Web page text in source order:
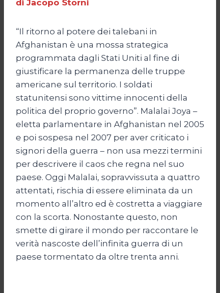
di Jacopo Storni
“Il ritorno al potere dei talebani in
Afghanistan è una mossa strategica
programmata dagli Stati Uniti al fine di
giustificare la permanenza delle truppe
americane sul territorio. I soldati
statunitensi sono vittime innocenti della
politica del proprio governo”. Malalai Joya –
eletta parlamentare in Afghanistan nel 2005
e poi sospesa nel 2007 per aver criticato i
signori della guerra – non usa mezzi termini
per descrivere il caos che regna nel suo
paese. Oggi Malalai, sopravvissuta a quattro
attentati, rischia di essere eliminata da un
momento all’altro ed è costretta a viaggiare
con la scorta. Nonostante questo, non
smette di girare il mondo per raccontare le
verità nascoste dell’infinita guerra di un
paese tormentato da oltre trenta anni.